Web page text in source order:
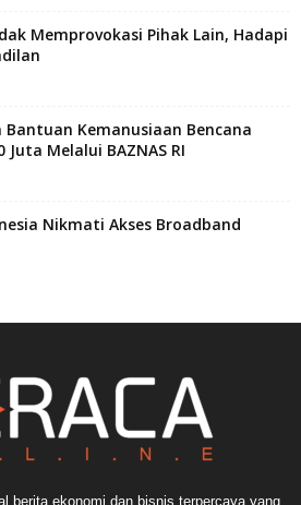
Memprovokasi Pihak Lain, Hadapi
Kemanusiaan Bencana
Juta Melalui BAZNAS RI
Nikmati Akses Broadband
berita ekonomi dan bisnis terpercaya yang